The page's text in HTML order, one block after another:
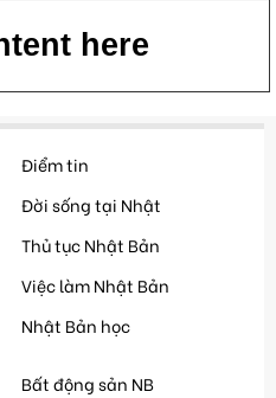
here
Điểm tin
Đời sống tại Nhật
Thủ tục Nhật Bản
Việc làm Nhật Bản
Nhật Bản học
Bất động sản NB